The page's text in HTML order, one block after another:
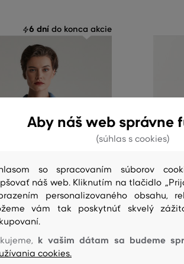
6 dní do konca akcie
ZĽAVA -
Aby náš web správne
(súhlas s cookies)
so spracovaním súborov
náš web. Kliknutím na tlačidlo
personalizovaného obsahu,
vám tak poskytnúť skvelý
k vašim dátam sa budeme
cookies.